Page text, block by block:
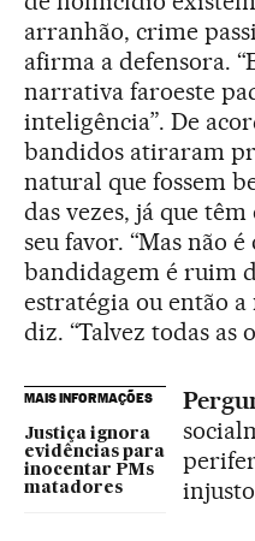
arranhão, crime
afirma a defensora.
narrativa faroeste
inteligência”. De
bandidos atiraram
natural que fossem
das vezes, já que
seu favor. “Mas não
bandidagem é ruim
estratégia ou então
diz. “Talvez todas as
MAIS INFORMAÇÕES
Justiça ignora
evidências para
inocentar PMs
matadores